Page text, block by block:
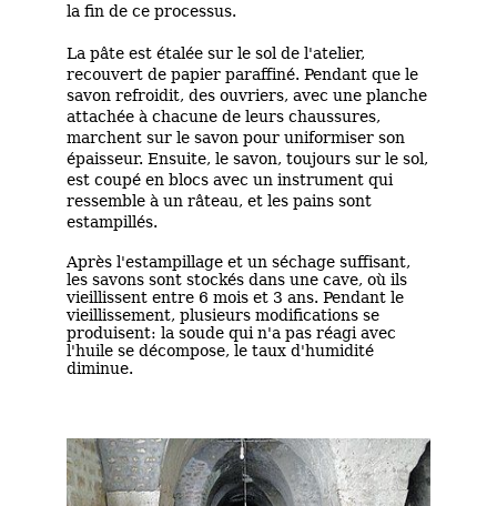
la fin de ce processus.
La pâte est étalée sur le sol de l'atelier,
recouvert de papier paraffiné. Pendant que le
savon refroidit, des ouvriers, avec une planche
attachée à chacune de leurs chaussures,
marchent sur le savon pour uniformiser son
épaisseur. Ensuite, le savon, toujours sur le sol,
est coupé en blocs avec un instrument qui
ressemble à un râteau, et les pains sont
estampillés.
Après l'estampillage et un séchage suffisant,
les savons sont stockés dans une cave, où ils
vieillissent entre 6 mois et 3 ans. Pendant le
vieillissement, plusieurs modifications se
produisent: la soude qui n'a pas réagi avec
l'huile se décompose, le taux d'humidité
diminue.